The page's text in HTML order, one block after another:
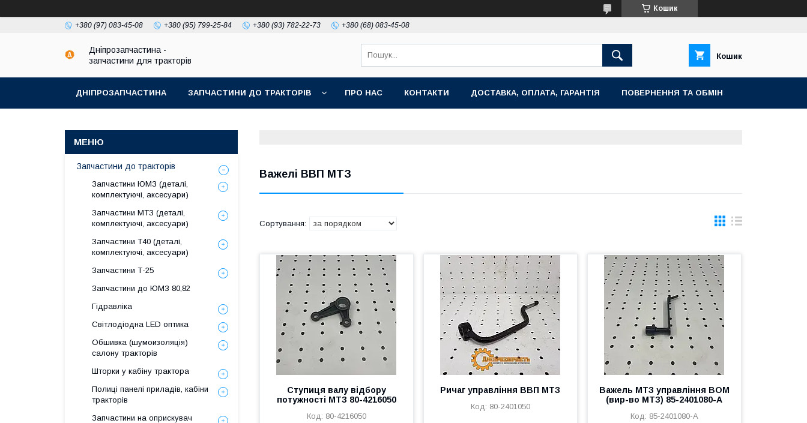
Кошик
+380 (97) 083-45-08 +380 (95) 799-25-84 +380 (93) 782-22-73 +380 (68) 083-45-08
Дніпрозапчастина -
запчастини для тракторів
Кошик
ДНІПРОЗАПЧАСТИНА ЗАПЧАСТИНИ ДО ТРАКТОРІВ ПРО НАС КОНТАКТИ ДОСТАВКА, ОПЛАТА, ГАРАНТІЯ ПОВЕРНЕННЯ ТА ОБМІН
Важелі ВВП МТЗ
Ступиця валу відбору
потужності МТЗ 80-4216050
80-4216050
Ричаг управління ВВП МТЗ
80-2401050
Важель МТЗ управління ВОМ
(вир-во МТЗ) 85-2401080-А
85-2401080-А
Запчастини до тракторів
Запчастини ЮМЗ (деталі,
комплектуючі, аксесуари)
Запчастини МТЗ (деталі,
комплектуючі, аксесуари)
Запчастини Т40 (деталі,
комплектуючі, аксесуари)
Запчастини Т-25
Запчастини до ЮМЗ 80,82
Гідравліка
Світлодіодна LED оптика
Обшивка (шумоизоляція)
салону тракторів
Шторки у кабіну трактора
Полиці панелі приладів, кабіни
тракторів
Запчастини на оприскувач